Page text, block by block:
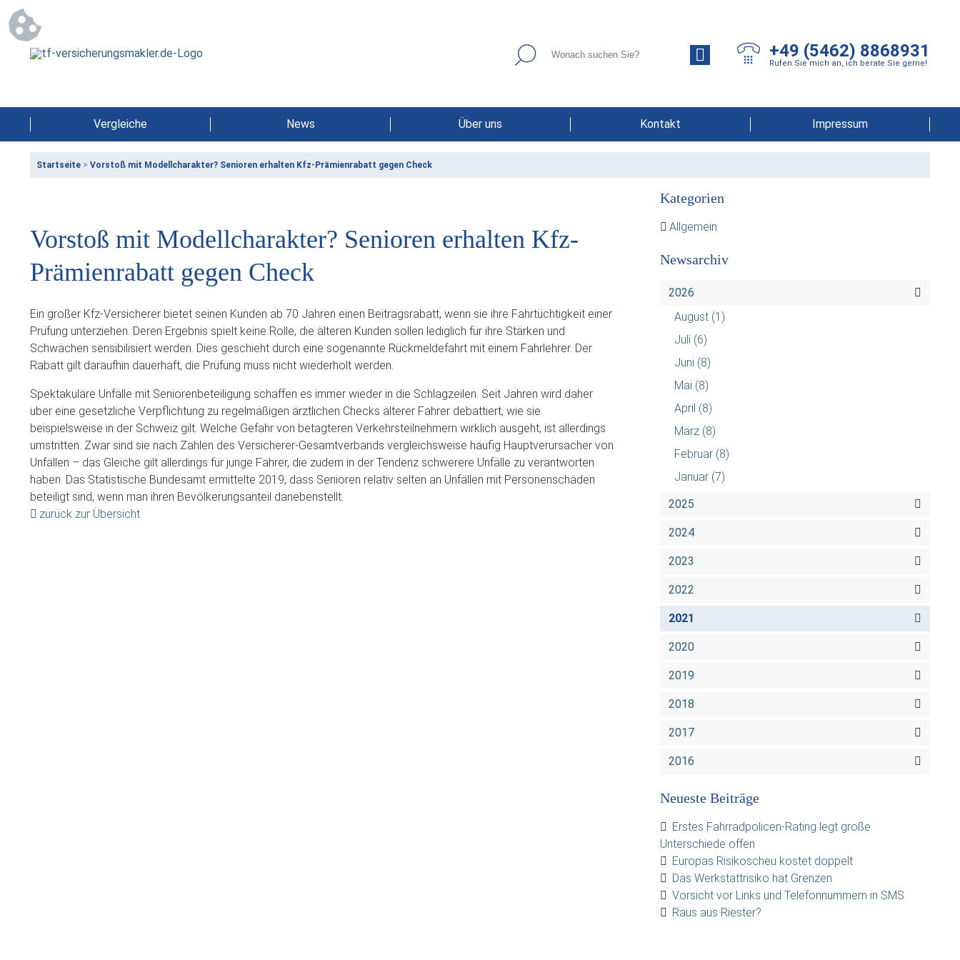
+49 (5462) 8868931
Rufen Sie mich an, ich berate Sie gerne!
Vergleiche News Über uns Kontakt Impressum
Startseite > Vorstoß mit Modellcharakter? Senioren erhalten Kfz-Prämienrabatt gegen Check
Vorstoß mit Modellcharakter? Senioren erhalten Kfz-
Prämienrabatt gegen Check
Ein großer Kfz-Versicherer bietet seinen Kunden ab 70 Jahren einen Beitragsrabatt, wenn sie ihre Fahrtüchtigkeit einer
Prüfung unterziehen. Deren Ergebnis spielt keine Rolle, die älteren Kunden sollen lediglich für ihre Stärken und
Schwächen sensibilisiert werden. Dies geschieht durch eine sogenannte Rückmeldefahrt mit einem Fahrlehrer. Der
Rabatt gilt daraufhin dauerhaft, die Prüfung muss nicht wiederholt werden.
Spektakuläre Unfälle mit Seniorenbeteiligung schaffen es immer wieder in die Schlagzeilen. Seit Jahren wird daher
über eine gesetzliche Verpflichtung zu regelmäßigen ärztlichen Checks älterer Fahrer debattiert, wie sie
beispielsweise in der Schweiz gilt. Welche Gefahr von betagteren Verkehrsteilnehmern wirklich ausgeht, ist allerdings
umstritten. Zwar sind sie nach Zahlen des Versicherer-Gesamtverbands vergleichsweise häufig Hauptverursacher von
Unfällen – das Gleiche gilt allerdings für junge Fahrer, die zudem in der Tendenz schwerere Unfälle zu verantworten
haben. Das Statistische Bundesamt ermittelte 2019, dass Senioren relativ selten an Unfällen mit Personenschäden
beteiligt sind, wenn man ihren Bevölkerungsanteil danebenstellt.
zurück zur Übersicht
Kategorien
Allgemein
Newsarchiv
2026
August (1)
Juli (6)
Juni (8)
Mai (8)
April (8)
März (8)
Februar (8)
Januar (7)
2025
2024
2023
2022
2021
2020
2019
2018
2017
2016
Neueste Beiträge
Erstes Fahrradpolicen-Rating legt große
Unterschiede offen
Europas Risikoscheu kostet doppelt
Das Werkstattrisiko hat Grenzen
Vorsicht vor Links und Telefonnummern in SMS
Raus aus Riester?